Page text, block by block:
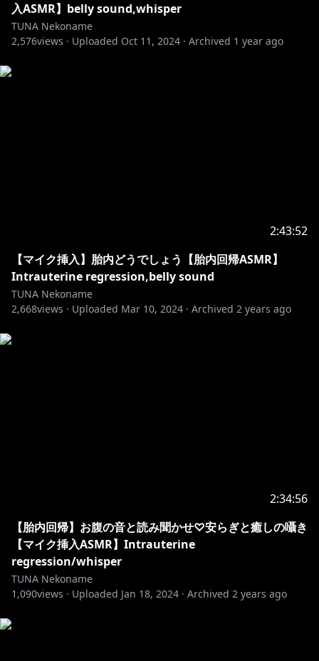
入ASMR】belly sound,whisper
TUNA Nekoname
2,576views · Uploaded Oct 11, 2024 · Archived 1 year ago
2:43:52
【マイク挿入】胎内どうでしょう【胎内回帰ASMR】
Intrauterine regression,belly sound
TUNA Nekoname
2,668views · Uploaded Mar 10, 2024 · Archived 2 years ago
2:34:56
【胎内回帰】お腹の音と読み聞かせ♡安らぎと癒しの囁き
【マイク挿入ASMR】Intrauterine
regression/whisper
TUNA Nekoname
1,090views · Uploaded Jan 18, 2024 · Archived 2 years ago